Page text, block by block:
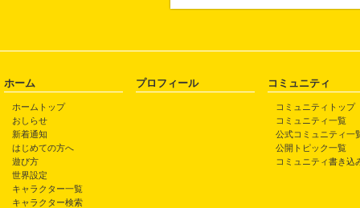
ホーム
ホームトップ
おしらせ
新着通知
はじめての方へ
遊び方
世界設定
キャラクター一覧
キャラクター検索
プロフィール コミュニティ
コミュニティトップ
コミュニティ一覧
公式コミュニティ一
公開トピック一覧
コミュニティ書き込